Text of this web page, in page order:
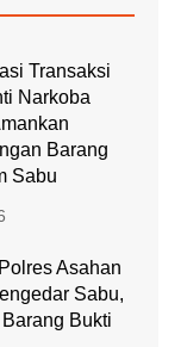
Transaksi
Narkoba
Barang
Sabu
Asahan
Sabu,
Bukti